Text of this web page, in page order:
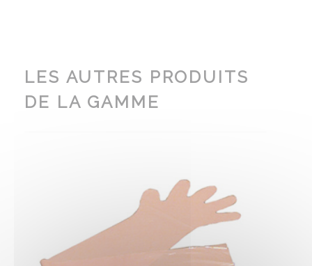
LES AUTRES PRODUITS
DE LA GAMME